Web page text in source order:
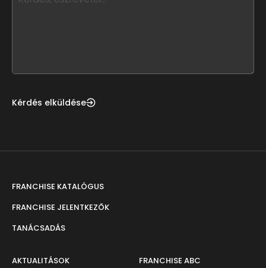
Kérdés elküldése
FRANCHISE KATALÓGUS
FRANCHISE JELENTKEZŐK
TANÁCSADÁS
AKTUALITÁSOK FRANCHISE ABC